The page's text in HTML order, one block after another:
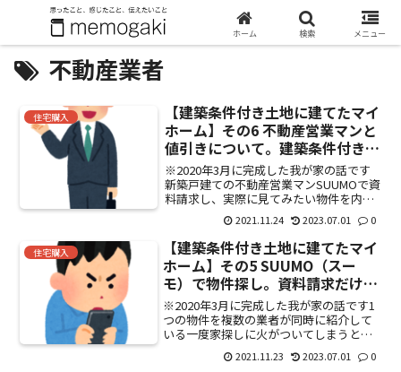
不動産業者
住宅購入
【建築条件付き土地に建てたマイ
ホーム】その6 不動産営業マンと
値引きについて。建築条件付き土
地を知る。
※2020年3月に完成した我が家の話です
新築戸建ての不動産営業マンSUUMOで資
料請求し、実際に見てみたい物件を内
見。この頃は新築戸建て＝建売という認
識だった。マンション商談時同様、物件
を買える人かどうかを判断するために、
色々と聞いてくる。...
2021.11.24 2023.07.01 0
住宅購入
【建築条件付き土地に建てたマイ
ホーム】その5 SUUMO（スー
モ）で物件探し。資料請求だけで
も営業電話は覚悟。
※2020年3月に完成した我が家の話です1
つの物件を複数の業者が同時に紹介して
いる一度家探しに火がついてしまうと、
なかなか沈静化できない。私の性格もあ
るけど、良い物件がないか、通勤電車の
2021.11.23 2023.07.01 0
ホーム 検索 メニュー